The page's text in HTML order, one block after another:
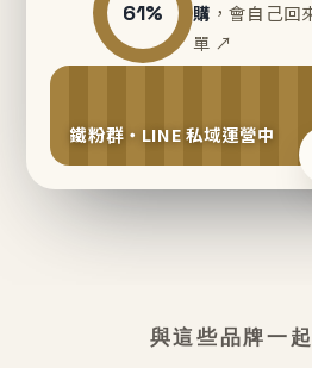
61%
購 ，會自己回
單 ↗
鐵粉群・LINE 私域運營中
與這些品牌一